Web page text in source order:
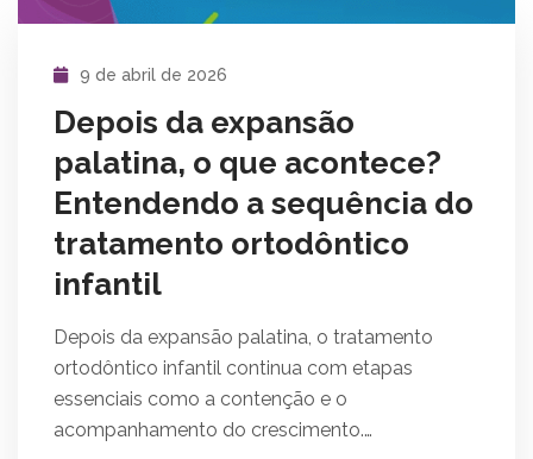
9 de abril de 2026
Depois da expansão
palatina, o que acontece?
Entendendo a sequência do
tratamento ortodôntico
infantil
Depois da expansão palatina, o tratamento
ortodôntico infantil continua com etapas
essenciais como a contenção e o
acompanhamento do crescimento.…